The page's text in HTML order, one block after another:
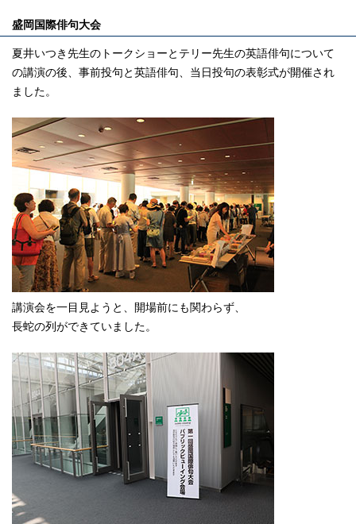
盛岡国際俳句大会
夏井いつき先生のトークショーとテリー先生の英語俳句について
の講演の後、事前投句と英語俳句、当日投句の表彰式が開催され
ました。
講演会を一目見ようと、開場前にも関わらず、
長蛇の列ができていました。